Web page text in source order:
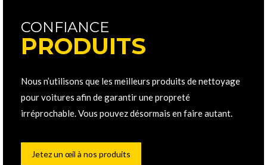
CONFIANCE
PRODUITS
Nous n’utilisons que les meilleurs produits de nettoyage
pour voitures afin de garantir une propreté
irréprochable. Vous pouvez désormais en faire autant.
Jetez un œil à nos produits